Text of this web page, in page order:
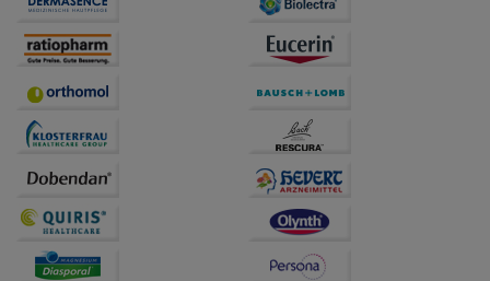
auf unserer Website aber auch die Werbung auf
Bitte beachten Sie, dass Daten hierfür teilweise an
Dritte wie z.B. Google oder soziale Medien
übertragen werden.